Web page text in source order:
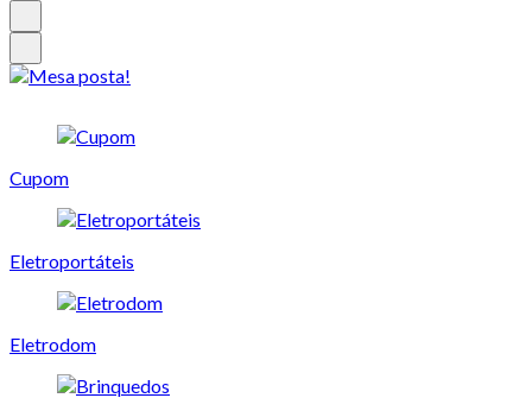
Cupom
Eletroportáteis
Eletrodom